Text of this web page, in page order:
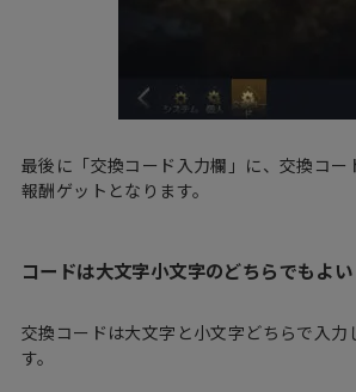
最後に「交換コード入力欄」に、交換コー
報酬ゲットとなります。
コードは大文字小文字のどちらでもよい
交換コードは大文字と小文字どちらで入力
す。